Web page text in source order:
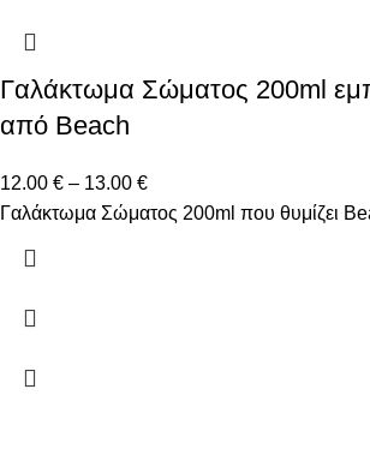
Γαλάκτωμα Σώματος 200ml
από Beach
12.00 € – 13.00 €
Γαλάκτωμα Σώματος 200ml που θυμίζει